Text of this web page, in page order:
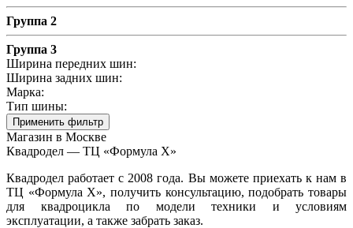
Группа 2
Группа 3
Ширина передних шин:
Ширина задних шин:
Марка:
Тип шины:
Применить фильтр
Магазин в Москве
Квадродел — ТЦ «Формула Х»
Квадродел работает с 2008 года. Вы можете приехать к нам в
ТЦ «Формула Х», получить консультацию, подобрать товары
для квадроцикла по модели техники и условиям
эксплуатации, а также забрать заказ.